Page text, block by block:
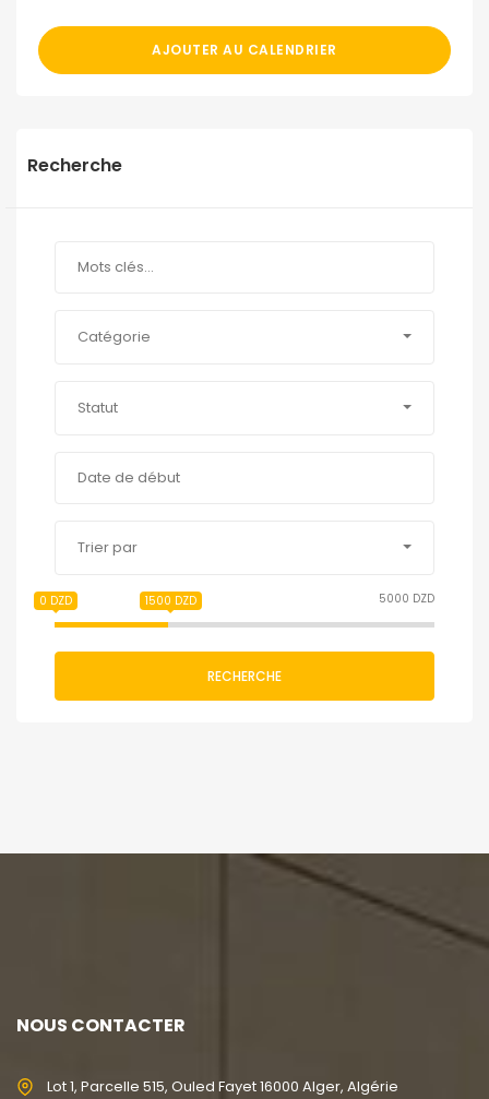
AJOUTER AU CALENDRIER
Recherche
Catégorie
Statut
Trier par
5000 DZD
0 DZD 1500 DZD
RECHERCHE
NOUS CONTACTER
Lot 1, Parcelle 515, Ouled Fayet 16000 Alger, Algérie